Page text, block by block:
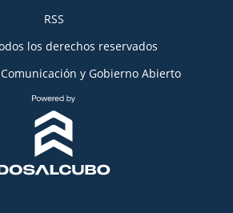
RSS
los derechos reservados
y Gobierno Abierto